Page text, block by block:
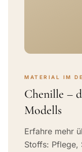
MATERIAL IM
Chenille –
Modells
Erfahre mehr
Stoffs: Pflege,